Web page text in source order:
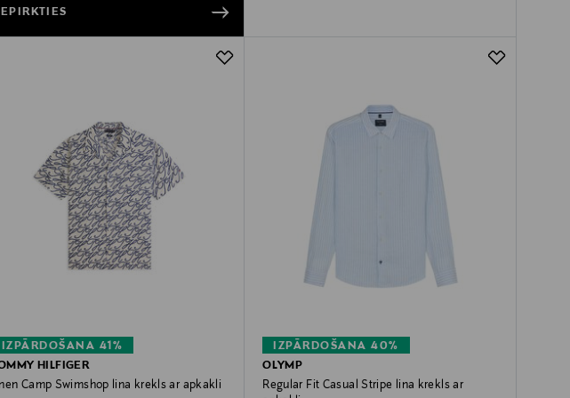
IZPĀRDOŠANA 41%
HILFIGER
Camp Swimshop lina krekls ar apkakli
IZPĀRDOŠANA 40%
OLYMP
Regular Fit Casual Stripe lina krekls ar